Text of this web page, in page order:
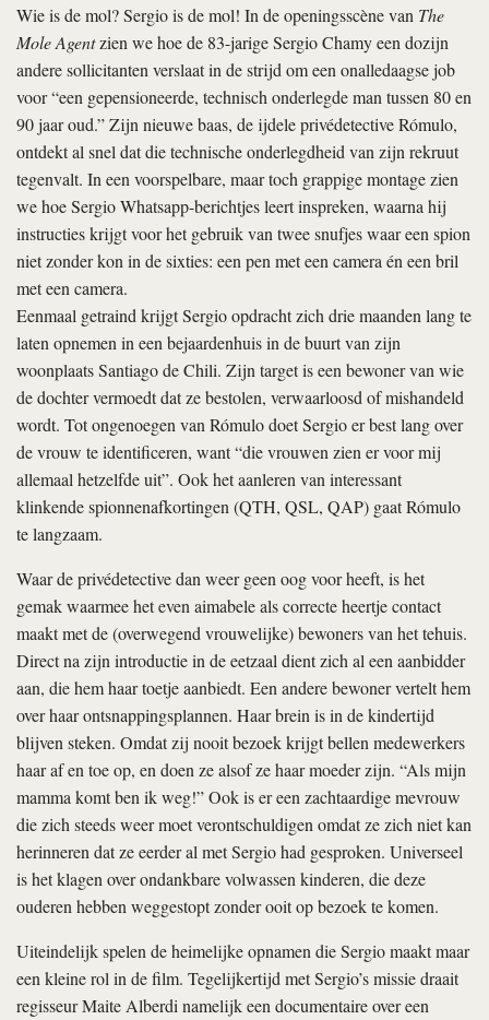
Wie is de mol? Sergio is de mol! In de openingsscène van The
Mole Agentzien we hoe de 83-jarige Sergio Chamy een dozijn
andere sollicitanten verslaat in de strijd om een onalledaagse job
voor “een gepensioneerde, technisch onderlegde man tussen 80 en
90 jaar oud.” Zijn nieuwe baas, de ijdele privédetective Rómulo,
ontdekt al snel dat die technische onderlegdheid van zijn rekruut
tegenvalt. In een voorspelbare, maar toch grappige montage zien
we hoe Sergio Whatsapp-berichtjes leert inspreken, waarna hij
instructies krijgt voor het gebruik van twee snufjes waar een spion
niet zonder kon in de sixties: een pen met een camera én een bril
met een camera.
Eenmaal getraind krijgt Sergio opdracht zich drie maanden lang te
laten opnemen in een bejaardenhuis in de buurt van zijn
woonplaats Santiago de Chili. Zijn target is een bewoner van wie
de dochter vermoedt dat ze bestolen, verwaarloosd of mishandeld
wordt. Tot ongenoegen van Rómulo doet Sergio er best lang over
de vrouw te identificeren, want “die vrouwen zien er voor mij
allemaal hetzelfde uit”. Ook het aanleren van interessant
klinkende spionnenafkortingen (QTH, QSL, QAP) gaat Rómulo
te langzaam.
Waar de privédetective dan weer geen oog voor heeft, is het
gemak waarmee het even aimabele als correcte heertje contact
maakt met de (overwegend vrouwelijke) bewoners van het tehuis.
Direct na zijn introductie in de eetzaal dient zich al een aanbidder
aan, die hem haar toetje aanbiedt. Een andere bewoner vertelt hem
over haar ontsnappingsplannen. Haar brein is in de kindertijd
blijven steken. Omdat zij nooit bezoek krijgt bellen medewerkers
haar af en toe op, en doen ze alsof ze haar moeder zijn. “Als mijn
mamma komt ben ik weg!” Ook is er een zachtaardige mevrouw
die zich steeds weer moet verontschuldigen omdat ze zich niet kan
herinneren dat ze eerder al met Sergio had gesproken. Universeel
is het klagen over ondankbare volwassen kinderen, die deze
ouderen hebben weggestopt zonder ooit op bezoek te komen.
Uiteindelijk spelen de heimelijke opnamen die Sergio maakt maar
een kleine rol in de film. Tegelijkertijd met Sergio’s missie draait
regisseur Maite Alberdi namelijk een documentaire over een